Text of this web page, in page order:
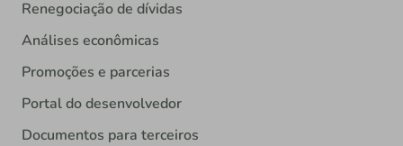
Renegociação de dívidas
Análises econômicas
Promoções e parcerias
Portal do desenvolvedor
Documentos para terceiros